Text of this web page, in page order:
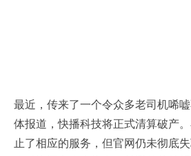
最近，传来了一个令众多老司机唏
体报道，快播科技将正式清算破产
止了相应的服务，但官网仍未彻底